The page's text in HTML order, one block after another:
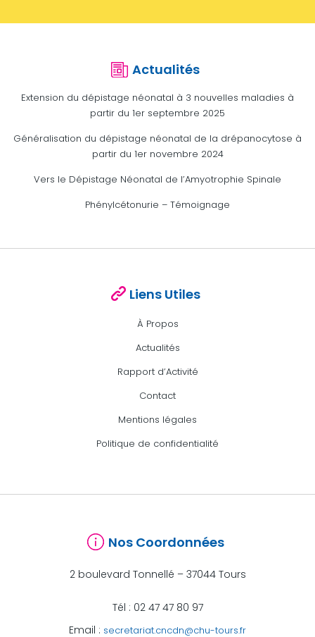
Actualités
Extension du dépistage néonatal à 3 nouvelles maladies à
partir du 1er septembre 2025
Généralisation du dépistage néonatal de la drépanocytose à
partir du 1er novembre 2024
Vers le Dépistage Néonatal de l’Amyotrophie Spinale
Phénylcétonurie – Témoignage
Liens Utiles
À Propos
Actualités
Rapport d’Activité
Contact
Mentions légales
Politique de confidentialité
Nos Coordonnées
2 boulevard Tonnellé – 37044 Tours
Tél : 02 47 47 80 97
Email : secretariat.cncdn@chu-tours.fr